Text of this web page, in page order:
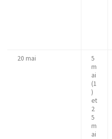
20 mai
5
m
ai
(1
)
et
2
5
m
ai